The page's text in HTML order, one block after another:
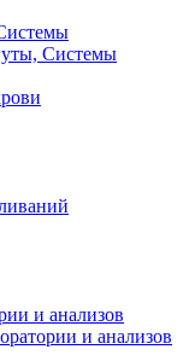
Системы
и анализов
и анализов